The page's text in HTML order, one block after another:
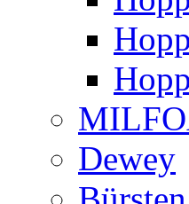
Dewey